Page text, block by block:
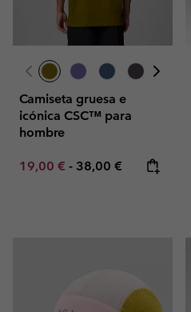
Camiseta gruesa e
icónica CSC™ para
hombre
Minimum sale price:
19,00 € - Maximum price:
38,00 €